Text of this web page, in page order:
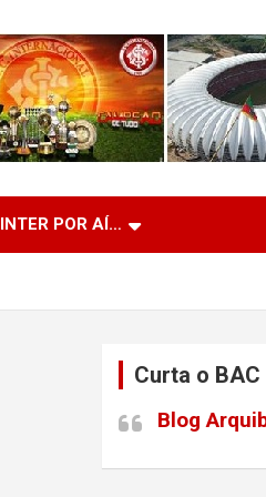
INTER POR AÍ…
Curta o
Blog